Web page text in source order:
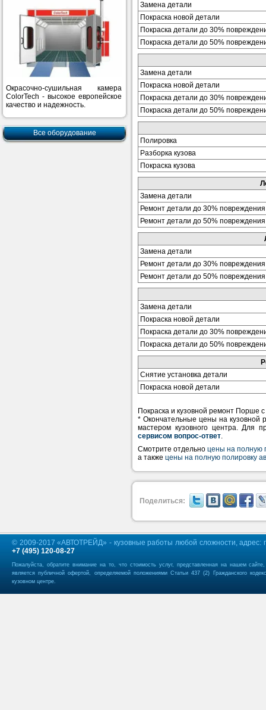
Окрасочно-сушильная камера
ColorTech - высокое европейское
качество и надежность.
Все оборудование
Замена детали
Покраска новой детали
Покраска детали до 30%
Покраска детали до 50%
Замена детали
Покраска новой детали
Покраска детали до 30%
Покраска детали до 50%
Полировка
Разборка кузова
Покраска кузова
Замена детали
Ремонт детали до 30% повреждения
Ремонт детали до 50% повреждения
Замена детали
Ремонт детали до 30% повреждения
Ремонт детали до 50% повреждения
Замена детали
Покраска новой детали
Покраска детали до 30%
Покраска детали до 50%
Снятие установка детали
Покраска новой детали
Покраска и кузовной ремонт Порше
* Окончательные цены на кузовной
мастером кузовного центра. Для
сервисом вопрос-ответ.
Смотрите отдельно цены на полную
а также цены на полную полировку
Поделиться:
© 2009-2017 «АВТОТРЕЙД» - кузовные работы любой сложности,
+7 (495) 120-08-27
Пожалуйста, обратите внимание на то, что стоимость услуг, представленная на нашем
является публичной офертой, определяемой положениями Статьи 437 (2) Гражданского
кузовном центре.